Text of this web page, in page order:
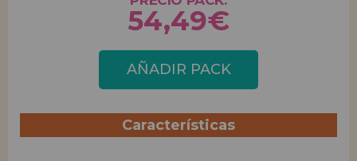
54,49€
AÑADIR PACK
Características